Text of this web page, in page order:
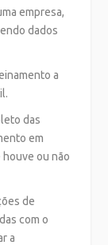
empresa,
dados
a
das
em
ou não
de
com o
a